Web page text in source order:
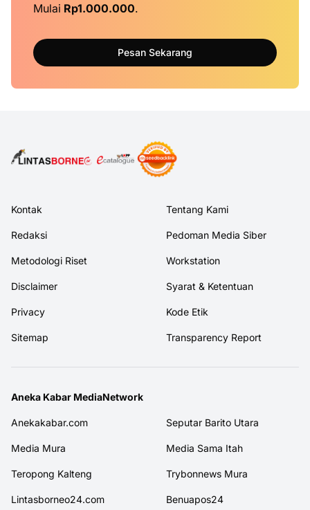
Mulai Rp1.000.000.
Pesan Sekarang
Kontak Tentang Kami
Redaksi Pedoman Media Siber
Metodologi Riset Workstation
Disclaimer Syarat & Ketentuan
Privacy Kode Etik
Sitemap Transparency Report
Aneka Kabar MediaNetwork
Anekakabar.com Seputar Barito Utara
Media Mura Media Sama Itah
Teropong Kalteng Trybonnews Mura
Lintasborneo24.com Benuapos24